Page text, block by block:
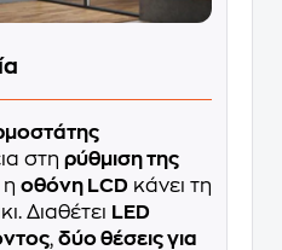
στη ρύθμιση της
οθόνη LCD κάνει τη
Διαθέτει LED
, δύο θέσεις για